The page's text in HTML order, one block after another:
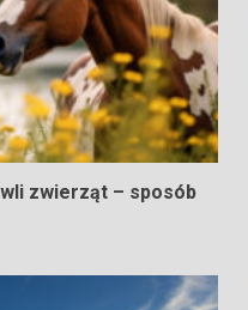
zwierząt – sposób